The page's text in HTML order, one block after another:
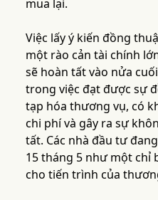
mua lại.
Việc lấy ý kiến đồng
một rào cản tài chính
sẽ hoàn tất vào nửa
trong việc đạt được sự
tạp hóa thương vụ, có
chi phí và gây ra sự
tất. Các nhà đầu tư
15 tháng 5 như một chỉ
cho tiến trình của